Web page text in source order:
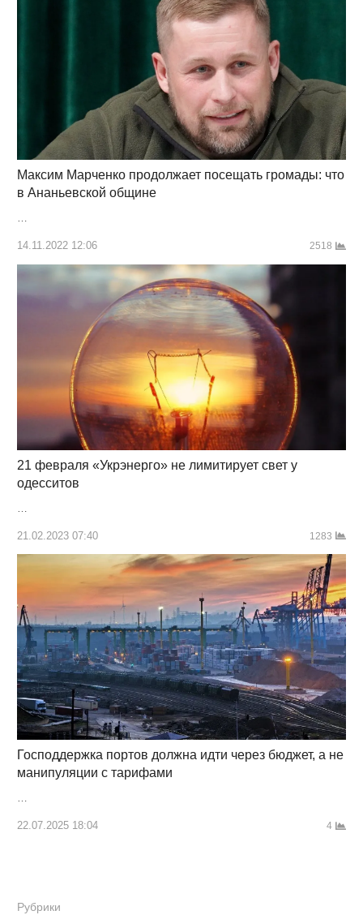
Максим Марченко продолжает посещать громады: что
в Ананьевской общине
…
14.11.2022 12:06 2518
21 февраля «Укрэнерго» не лимитирует свет у
одесситов
21.02.2023 07:40 1283
Господдержка портов должна идти через бюджет, а не
манипуляции с тарифами
22.07.2025 18:04 4
Рубрики